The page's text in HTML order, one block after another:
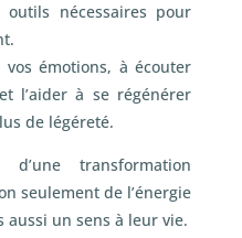
nécessaires pour
émotions, à écouter
l’aider à se régénérer
de légéreté.
transformation
seulement de l’énergie
un sens à leur vie.